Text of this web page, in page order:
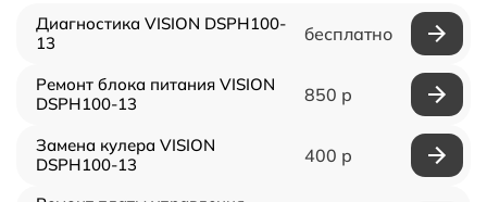
Диагностика VISION DSPH100-
13
бесплатно
Ремонт блока питания VISION
DSPH100-13
850 р
Замена кулера VISION
DSPH100-13
400 р